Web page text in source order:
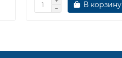
В корзину